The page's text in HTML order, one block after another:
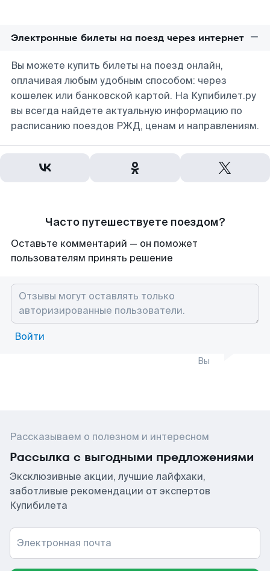
Электронные билеты на поезд через интернет
Вы можете купить билеты на поезд онлайн,
оплачивая любым удобным способом: через
кошелек или банковской картой. На Купибилет.ру
вы всегда найдете актуальную информацию по
расписанию поездов РЖД, ценам и направлениям.
Часто путешествуете поездом?
Оставьте комментарий — он поможет
пользователям принять решение
Войти
Вы
Рассказываем о полезном и интересном
Рассылка с выгодными предложениями
Эксклюзивные акции, лучшие лайфхаки,
заботливые рекомендации от экспертов
Купибилета
Электронная почта